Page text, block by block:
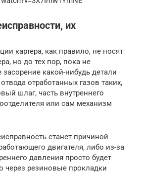
их
картера, как правило, не носят
но до тех пор, пока не
какой-нибудь детали
отработанных газов таких,
шлаг, часть внутреннего
или сам механизм
станет причиной
двигателя, либо из-за
давления просто будет
через резиновые прокладки